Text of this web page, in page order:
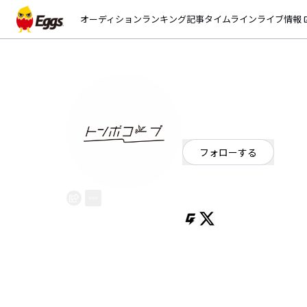
オーディションランキング記事タイムラインライブ情報
フォローする